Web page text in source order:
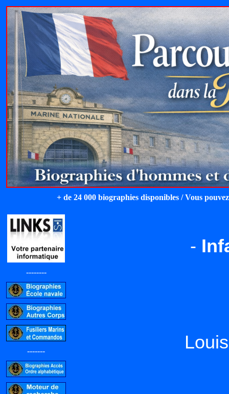
+ de 24 000 biographies disponibles / Vous
--------
-------
-